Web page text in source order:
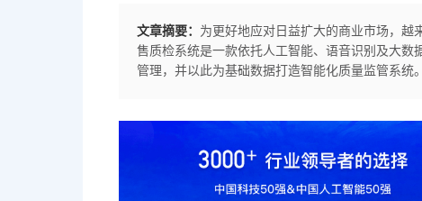
文章摘要： 为更好地应对日益扩大的商业市场，越
售质检系统是一款依托人工智能、语音识别及大
管理，并以此为基础数据打造智能化质量监管系